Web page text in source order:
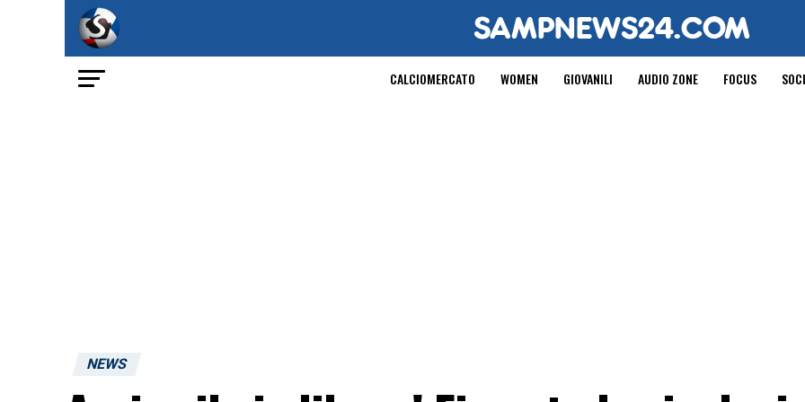
CALCIOMERCATO WOMEN GIOVANILI AUDIO ZONE FOCUS
NEWS